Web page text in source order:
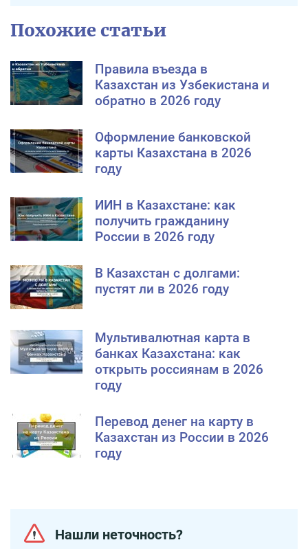
Похожие статьи
Правила въезда в
Казахстан из Узбекистана и
обратно в 2026 году
Оформление банковской
карты Казахстана в 2026
году
ИИН в Казахстане: как
получить гражданину
России в 2026 году
В Казахстан с долгами:
пустят ли в 2026 году
Мультивалютная карта в
банках Казахстана: как
открыть россиянам в 2026
году
Перевод денег на карту в
Казахстан из России в 2026
году
Нашли неточность?